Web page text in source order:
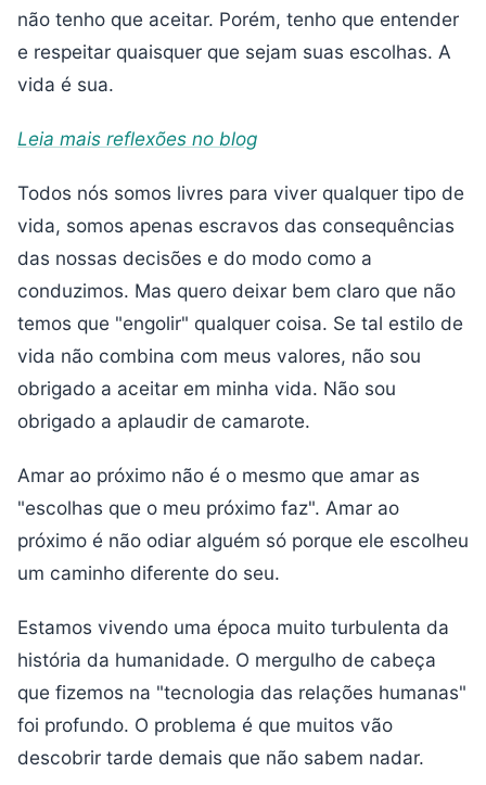
não tenho que aceitar. Porém, tenho que entender
e respeitar quaisquer que sejam suas escolhas. A
vida é sua.
Leia mais reflexões no blog
Todos nós somos livres para viver qualquer tipo de
vida, somos apenas escravos das consequências
das nossas decisões e do modo como a
conduzimos. Mas quero deixar bem claro que não
temos que "engolir" qualquer coisa. Se tal estilo de
vida não combina com meus valores, não sou
obrigado a aceitar em minha vida. Não sou
obrigado a aplaudir de camarote.
Amar ao próximo não é o mesmo que amar as
"escolhas que o meu próximo faz". Amar ao
próximo é não odiar alguém só porque ele escolheu
um caminho diferente do seu.
Estamos vivendo uma época muito turbulenta da
história da humanidade. O mergulho de cabeça
que fizemos na "tecnologia das relações humanas"
foi profundo. O problema é que muitos vão
descobrir tarde demais que não sabem nadar.